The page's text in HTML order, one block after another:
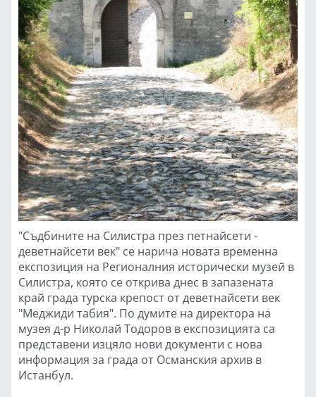
"Съдбините на Силистра през петнайсети -
деветнайсети век" се нарича новата временна
експозиция на Регионалния исторически музей в
Силистра, която се открива днес в запазената
край града турска крепост от деветнайсети век
"Меджиди табия". По думите на директора на
музея д-р Николай Тодоров в експозицията са
представени изцяло нови документи с нова
информация за града от Османския архив в
Истанбул.